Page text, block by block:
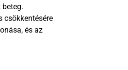
csökkentésére
és az